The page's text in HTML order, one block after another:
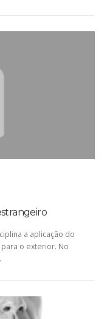
a aplicação do
o exterior. No